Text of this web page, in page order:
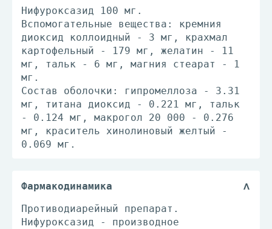
Нифуроксазид 100 мг.
Вспомогательные вещества: кремния
диоксид коллоидный - 3 мг, крахмал
картофельный - 179 мг, желатин - 11
мг, тальк - 6 мг, магния стеарат - 1
мг.
Состав оболочки: гипромеллоза - 3.31
мг, титана диоксид - 0.221 мг, тальк
- 0.124 мг, макрогол 20 000 - 0.276
мг, краситель хинолиновый желтый -
0.069 мг.
Фармакодинамика
Противодиарейный препарат.
Нифуроксазид - производное